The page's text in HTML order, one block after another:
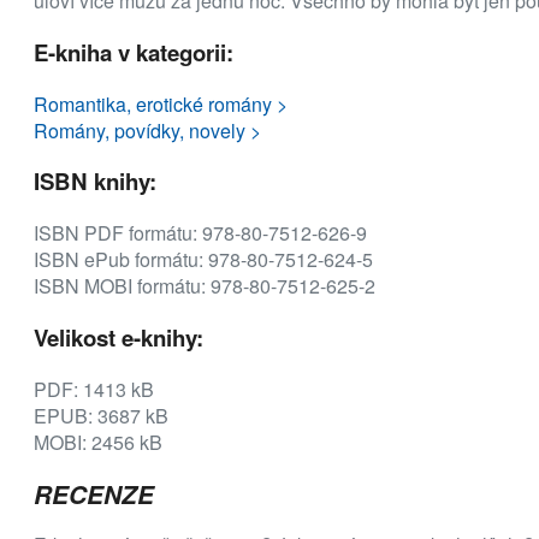
E-kniha v kategorii:
Romantika, erotické romány >
Romány, povídky, novely >
ISBN knihy:
ISBN PDF formátu: 978-80-7512-626-9
ISBN ePub formátu: 978-80-7512-624-5
ISBN MOBI formátu: 978-80-7512-625-2
Velikost e-knihy:
PDF: 1413 kB
EPUB: 3687 kB
MOBI: 2456 kB
RECENZE